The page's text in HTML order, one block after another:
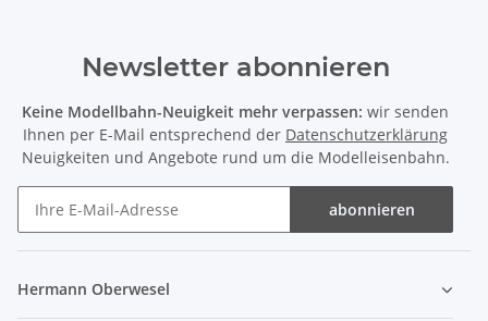
Newsletter abonnieren
Keine Modellbahn-Neuigkeit mehr verpassen: wir senden
Ihnen per E-Mail entsprechend der Datenschutzerklärung
Neuigkeiten und Angebote rund um die Modelleisenbahn.
abonnieren
Hermann Oberwesel